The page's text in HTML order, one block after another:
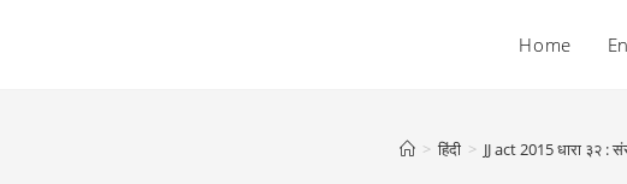
Home
> हिंदी > JJ act 2015 धारा ३२ :